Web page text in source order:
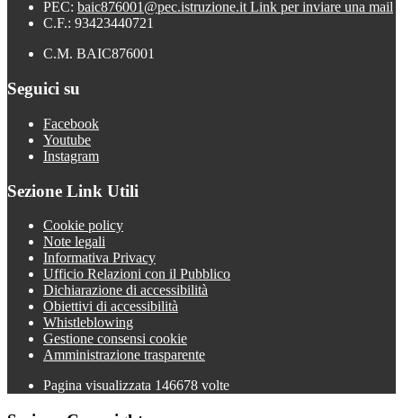
PEC: baic876001@pec.istruzione.it Link per inviare una mail
C.F.: 93423440721
C.M. BAIC876001
Seguici su
Facebook
Youtube
Instagram
Sezione Link Utili
Cookie policy
Note legali
Informativa Privacy
Ufficio Relazioni con il Pubblico
Dichiarazione di accessibilità
Obiettivi di accessibilità
Whistleblowing
Gestione consensi cookie
Amministrazione trasparente
Pagina visualizzata 146678 volte